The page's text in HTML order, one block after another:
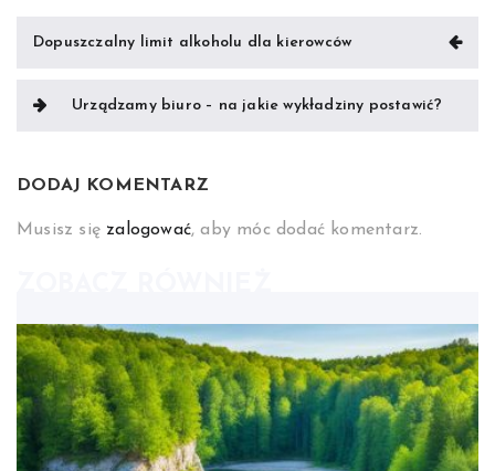
Nawigacja
Dopuszczalny limit alkoholu dla kierowców
Urządzamy biuro – na jakie wykładziny postawić?
DODAJ KOMENTARZ
Musisz się zalogować, aby móc dodać komentarz.